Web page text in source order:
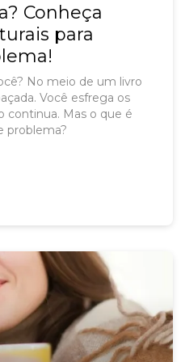
Conheça
para
No meio de um livro
Você esfrega os
continua. Mas o que é
problema?